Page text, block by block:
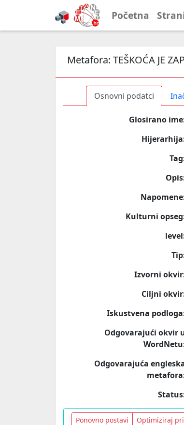
Početna
Metafora: TEŠKOĆA JE
Osnovni podatci
Glosirano
Kulturni
Izvorni
Ciljni
Iskustvena
Odgovarajući okvir
Odgovarajuća
Ponovno postavi Optimiziraj